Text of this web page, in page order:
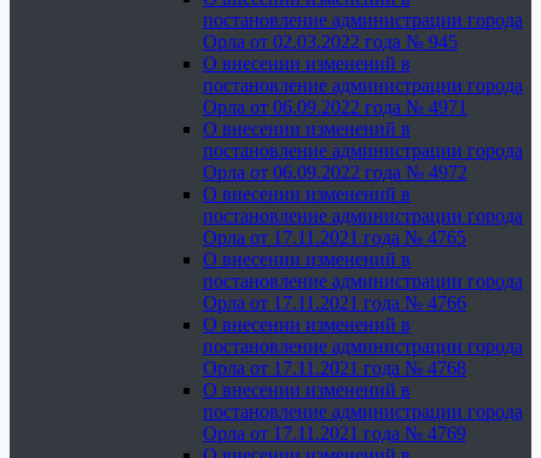
постановление администрации города
Орла от 02.03.2022 года № 945
О внесении изменений в
постановление администрации города
Орла от 06.09.2022 года № 4971
О внесении изменений в
постановление администрации города
Орла от 06.09.2022 года № 4972
О внесении изменений в
постановление администрации города
Орла от 17.11.2021 года № 4765
О внесении изменений в
постановление администрации города
Орла от 17.11.2021 года № 4766
О внесении изменений в
постановление администрации города
Орла от 17.11.2021 года № 4768
О внесении изменений в
постановление администрации города
Орла от 17.11.2021 года № 4769